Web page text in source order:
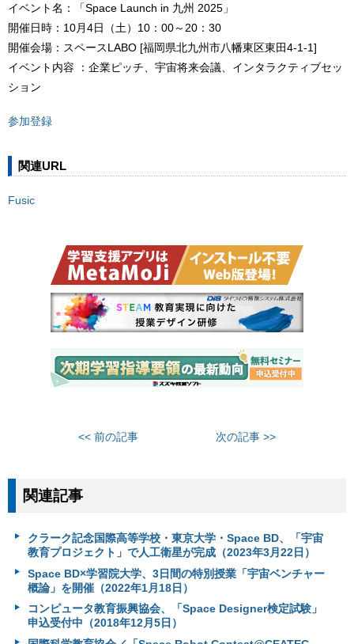
イベント名：「Space Launch in 九州 2025」
開催日時：10月4日（土）10：00～20：30
開催会場：スペースLABO [福岡県北九州市八幡東区東田4-1-1]
イベント内容 ：企業ピッチ、宇宙将来会議、インタラクティブセッ
ション
参加登録
関連URL
Fusic
<< 前の記事 次の記事 >>
関連記事
クラーク記念国際高等学校・東京大学・Space BD、「宇宙
教育プロジェクト」で人工衛星が完成（2023年3月22日）
Space BD×学習院大学、3日間の特別授業「宇宙ベンチャー
概論」を開催（2022年1月18日）
コンピュータ教育振興協会、「Space Designer検定試験」
申込受付中（2018年12月5日）